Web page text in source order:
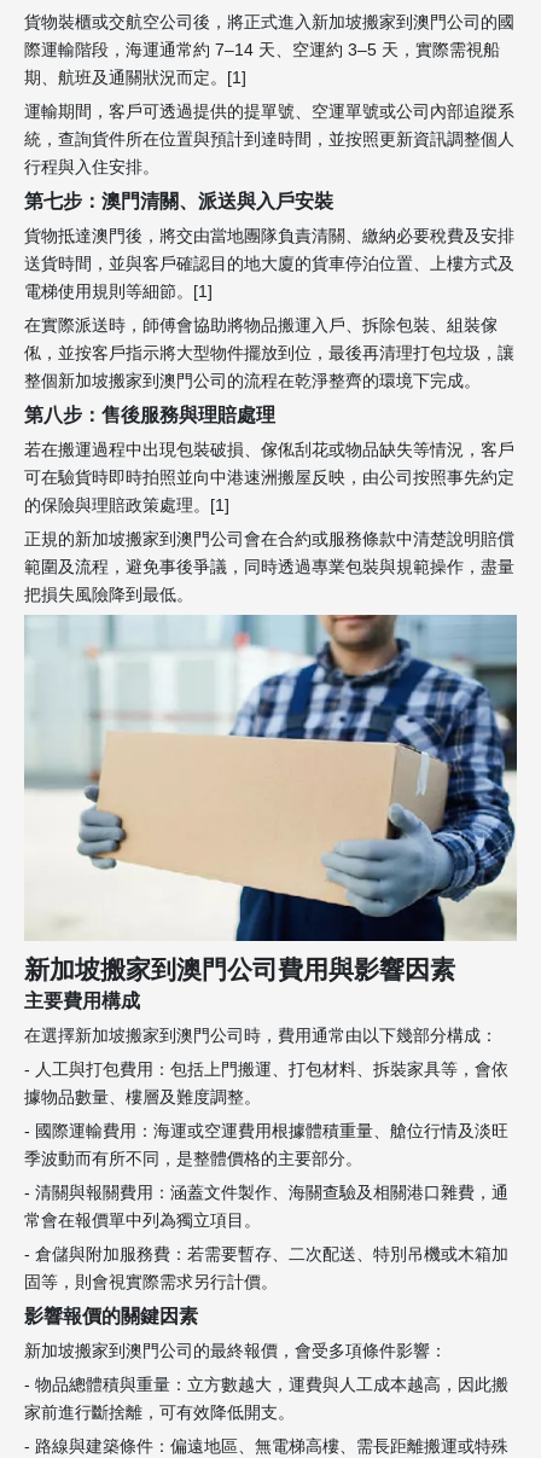
貨物裝櫃或交航空公司後，將正式進入新加坡搬家到澳門公司的國
際運輸階段，海運通常約 7–14 天、空運約 3–5 天，實際需視船
期、航班及通關狀況而定。[1]
運輸期間，客戶可透過提供的提單號、空運單號或公司內部追蹤系
統，查詢貨件所在位置與預計到達時間，並按照更新資訊調整個人
行程與入住安排。
第七步：澳門清關、派送與入戶安裝
貨物抵達澳門後，將交由當地團隊負責清關、繳納必要稅費及安排
送貨時間，並與客戶確認目的地大廈的貨車停泊位置、上樓方式及
電梯使用規則等細節。[1]
在實際派送時，師傅會協助將物品搬運入戶、拆除包裝、組裝傢
俬，並按客戶指示將大型物件擺放到位，最後再清理打包垃圾，讓
整個新加坡搬家到澳門公司的流程在乾淨整齊的環境下完成。
第八步：售後服務與理賠處理
若在搬運過程中出現包裝破損、傢俬刮花或物品缺失等情況，客戶
可在驗貨時即時拍照並向中港速洲搬屋反映，由公司按照事先約定
的保險與理賠政策處理。[1]
正規的新加坡搬家到澳門公司會在合約或服務條款中清楚說明賠償
範圍及流程，避免事後爭議，同時透過專業包裝與規範操作，盡量
把損失風險降到最低。
新加坡搬家到澳門公司費用與影響因素
主要費用構成
在選擇新加坡搬家到澳門公司時，費用通常由以下幾部分構成：
- 人工與打包費用：包括上門搬運、打包材料、拆裝家具等，會依
據物品數量、樓層及難度調整。
- 國際運輸費用：海運或空運費用根據體積重量、艙位行情及淡旺
季波動而有所不同，是整體價格的主要部分。
- 清關與報關費用：涵蓋文件製作、海關查驗及相關港口雜費，通
常會在報價單中列為獨立項目。
- 倉儲與附加服務費：若需要暫存、二次配送、特別吊機或木箱加
固等，則會視實際需求另行計價。
影響報價的關鍵因素
新加坡搬家到澳門公司的最終報價，會受多項條件影響：
- 物品總體積與重量：立方數越大，運費與人工成本越高，因此搬
家前進行斷捨離，可有效降低開支。
- 路線與建築條件：偏遠地區、無電梯高樓、需長距離搬運或特殊